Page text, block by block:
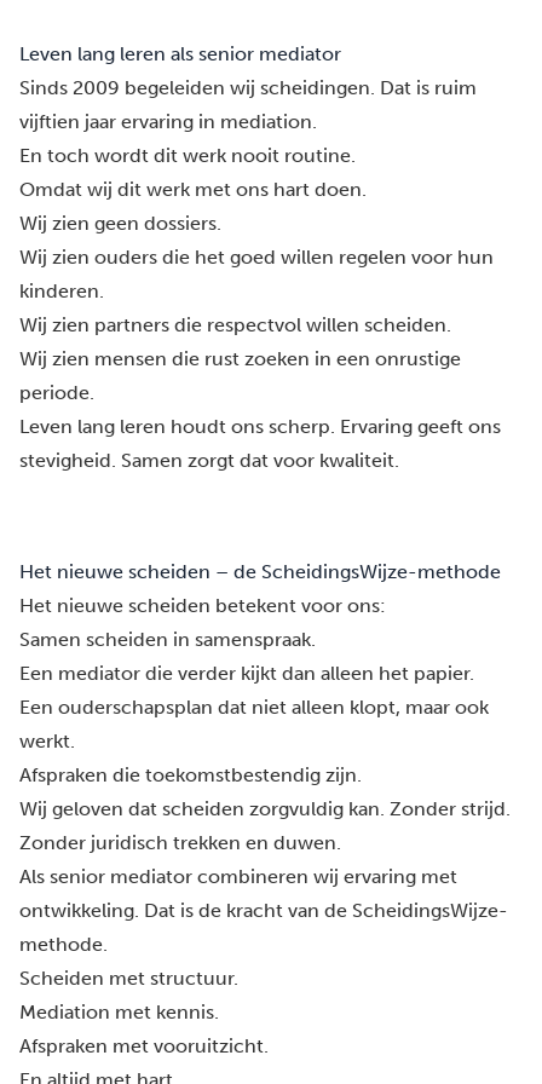
Leven lang leren als senior mediator
Sinds 2009 begeleiden wij scheidingen. Dat is ruim
vijftien jaar ervaring in mediation.
En toch wordt dit werk nooit routine.
Omdat wij dit werk met ons hart doen.
Wij zien geen dossiers.
Wij zien ouders die het goed willen regelen voor hun
kinderen.
Wij zien partners die respectvol willen scheiden.
Wij zien mensen die rust zoeken in een onrustige
periode.
Leven lang leren houdt ons scherp. Ervaring geeft ons
stevigheid. Samen zorgt dat voor kwaliteit.
Het nieuwe scheiden – de ScheidingsWijze-methode
Het nieuwe scheiden betekent voor ons:
Samen scheiden in samenspraak.
Een mediator die verder kijkt dan alleen het papier.
Een ouderschapsplan dat niet alleen klopt, maar ook
werkt.
Afspraken die toekomstbestendig zijn.
Wij geloven dat scheiden zorgvuldig kan. Zonder strijd.
Zonder juridisch trekken en duwen.
Als senior mediator combineren wij ervaring met
ontwikkeling. Dat is de kracht van de ScheidingsWijze-
methode.
Scheiden met structuur.
Mediation met kennis.
Afspraken met vooruitzicht.